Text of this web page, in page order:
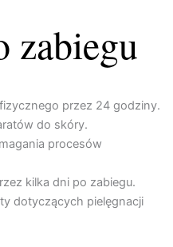
zabiegu
przez 24 godziny.
do skóry.
procesów
kilka dni po zabiegu.
dotyczących pielęgnacji